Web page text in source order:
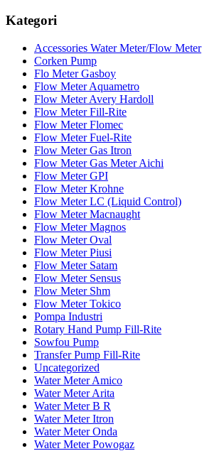
Kategori
Accessories Water Meter/Flow Meter
Corken Pump
Flo Meter Gasboy
Flow Meter Aquametro
Flow Meter Avery Hardoll
Flow Meter Fill-Rite
Flow Meter Flomec
Flow Meter Fuel-Rite
Flow Meter Gas Itron
Flow Meter Gas Meter Aichi
Flow Meter GPI
Flow Meter Krohne
Flow Meter LC (Liquid Control)
Flow Meter Macnaught
Flow Meter Magnos
Flow Meter Oval
Flow Meter Piusi
Flow Meter Satam
Flow Meter Sensus
Flow Meter Shm
Flow Meter Tokico
Pompa Industri
Rotary Hand Pump Fill-Rite
Sowfou Pump
Transfer Pump Fill-Rite
Uncategorized
Water Meter Amico
Water Meter Arita
Water Meter B R
Water Meter Itron
Water Meter Onda
Water Meter Powogaz